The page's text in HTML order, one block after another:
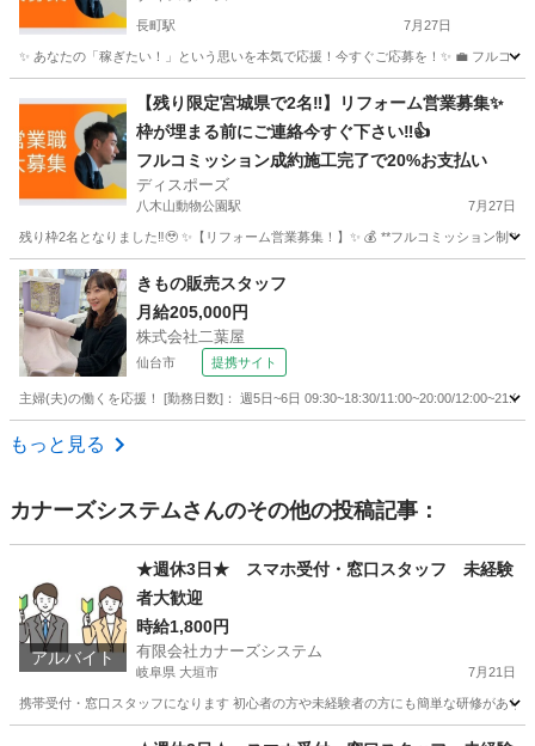
長町駅 7月27日
✨ あなたの「稼ぎたい！」という思いを本気で応援！今すぐご応募を！✨ 💼 フルコ
長町駅 営業 やる気
【残り限定宮城県で2名‼︎】リフォーム営業募集✨
枠が埋まる前にご連絡今すぐ下さい‼︎👍
フルコミッション成約施工完了で20%お支払い
ディスポーズ
八木山動物公園駅 7月27日
残り枠2名となりました‼︎🥹 ✨【リフォーム営業募集！】✨ 💰 **フルコミッション制**
宮城 仙台市 八木山動物公園駅
きもの販売スタッフ
月給205,000円
株式会社二葉屋
仙台市 提携サイト
主婦(夫)の働くを応援！ [勤務日数]： 週5日~6日 09:30~18:30/11:00~20:00/
宮城 仙台市
もっと見る
カナーズシステムさんのその他の投稿記事：
アルバイト
★週休3日★ スマホ受付・窓口スタッフ 未経験
者大歓迎
時給1,800円
有限会社カナーズシステム
岐阜県 大垣市 7月21日
携帯受付・窓口スタッフになります 初心者の方や未経験者の方にも簡単な研修があ
携帯ショップ